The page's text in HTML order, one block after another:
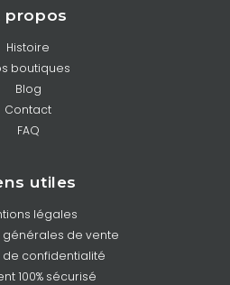
propos
Histoire
boutiques
Blog
Contact
FAQ
utiles
légales
générales de vente
de confidentialité
100% sécurisé